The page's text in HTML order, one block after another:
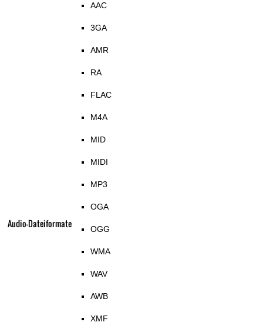
Audio-Dateiformate
AAC
3GA
AMR
RA
FLAC
M4A
MID
MIDI
MP3
OGA
OGG
WMA
WAV
AWB
XMF